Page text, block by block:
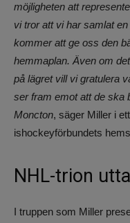
möjligheten att
vi tror att vi har samlat
kommer att ge oss den
hemmaplan. Även om
på lägret vill vi gratulera
ser fram emot att de ska
Moncton, säger Miller i
ishockeyförbundets
NHL-trion
I truppen som Miller